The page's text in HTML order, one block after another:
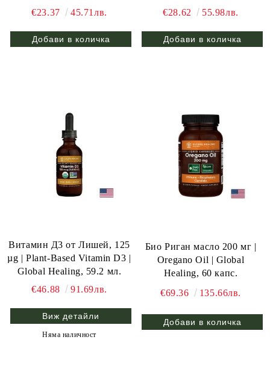
€23.37
45.71лв.
€28.62
55.98лв.
Витамин Д3 от Лишей, 125
µg | Plant-Based Vitamin D3 |
Global Healing, 59.2 мл.
€46.88
91.69лв.
Виж детайли
Няма наличност
Био Риган масло 200 мг |
Oregano Oil | Global
Healing, 60 капс.
€69.36
135.66лв.